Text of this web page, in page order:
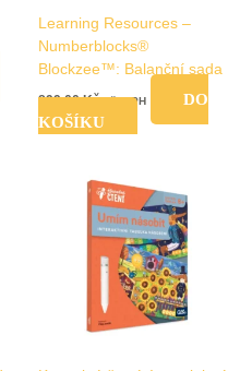
Learning Resources –
Numberblocks®
Blockzee™: Balanční sada
899,00Kč vč. DPH
DO
KOŠÍKU